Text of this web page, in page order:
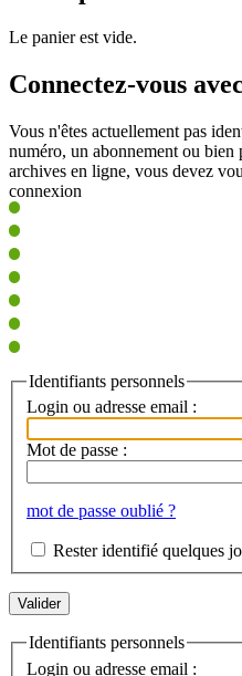
Le panier est vide.
Connectez-vous
Vous n'êtes actuellement pas
numéro, un abonnement ou bien
archives en ligne, vous devez
connexion
Identifiants personnels
Login ou adresse email :
Mot de passe :
mot de passe oublié ?
Rester identifié quelques
Identifiants personnels
Login ou adresse email :